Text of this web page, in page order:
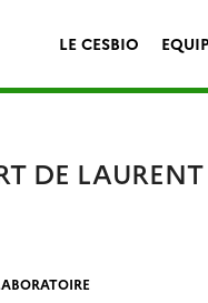
LE CESBIO
DE